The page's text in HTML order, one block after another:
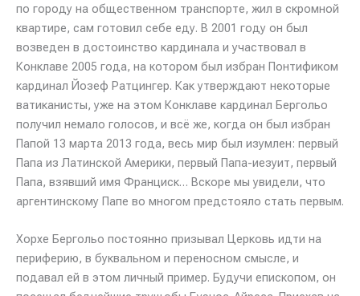
по городу на общественном транспорте, жил в скромной
квартире, сам готовил себе еду. В 2001 году он был
возведен в достоинство кардинала и участвовал в
Конклаве 2005 года, на котором был избран Понтификом
кардинал Йозеф Ратцингер. Как утверждают некоторые
ватиканисты, уже на этом Конклаве кардинал Бергольо
получил немало голосов, и всё же, когда он был избран
Папой 13 марта 2013 года, весь мир был изумлен: первый
Папа из Латинской Америки, первый Папа-иезуит, первый
Папа, взявший имя Франциск… Вскоре мы увидели, что
аргентинскому Папе во многом предстояло стать первым.
Хорхе Бергольо постоянно призывал Церковь идти на
периферию, в буквальном и переносном смысле, и
подавал ей в этом личный пример. Будучи епископом, он